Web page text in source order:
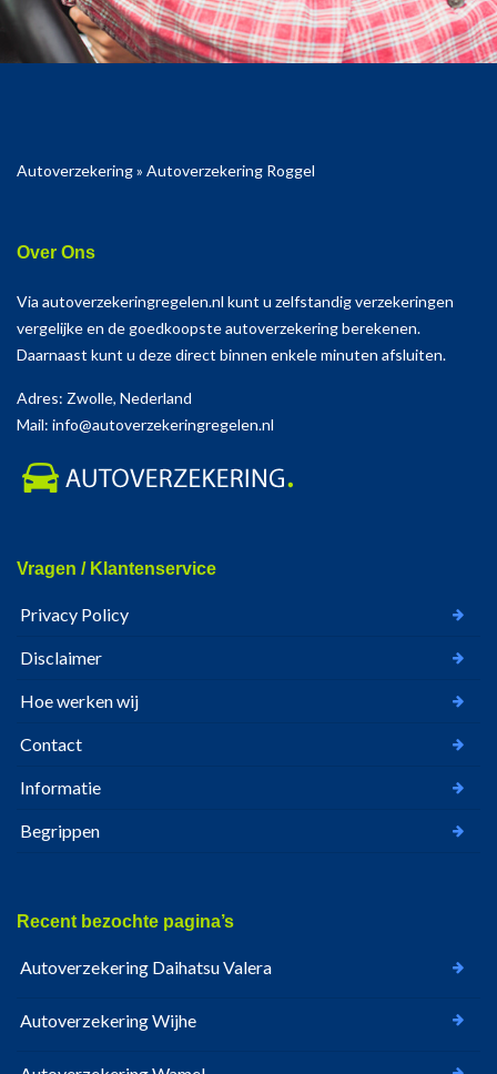
Autoverzekering» Autoverzekering Roggel
Over Ons
Via autoverzekeringregelen.nl kunt u zelfstandig verzekeringen
vergelijke en de goedkoopste autoverzekering berekenen.
Daarnaast kunt u deze direct binnen enkele minuten afsluiten.
Adres: Zwolle, Nederland
Mail: info@autoverzekeringregelen.nl
Vragen / Klantenservice
Privacy Policy
Disclaimer
Hoe werken wij
Contact
Informatie
Begrippen
Recent bezochte pagina’s
Autoverzekering Daihatsu Valera
Autoverzekering Wijhe